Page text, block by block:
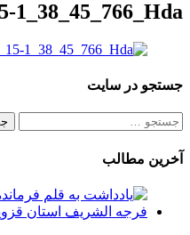
1_38_45_766_Hda
جستجو در سایت
جستجو
آخرین مطالب